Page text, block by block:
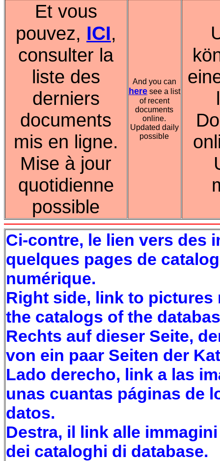
Et vous
pouvez, ICI,
consulter la
liste des
derniers
documents
mis en ligne.
Mise à jour
quotidienne
possible
And you can
here see a list
of recent
documents
online.
Updated daily
possible
Ci-contre, le lien vers des
quelques pages de
numérique.
Right side, link to pictures
the catalogs of the
Rechts auf dieser Seite,
von ein paar Seiten der
Lado derecho, link a las
unas cuantas páginas de
datos.
Destra, il link alle
dei cataloghi di database.